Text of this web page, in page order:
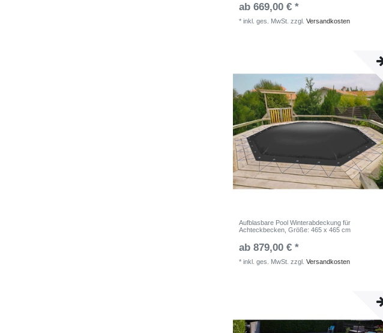
ab 669,00 € *
*inkl. ges. MwSt. zzgl.Versandkosten
Aufblasbare Pool Winterabdeckung für
Achteckbecken , Größe: 465 x 465 cm
ab 879,00 € *
*inkl. ges. MwSt. zzgl.Versandkosten